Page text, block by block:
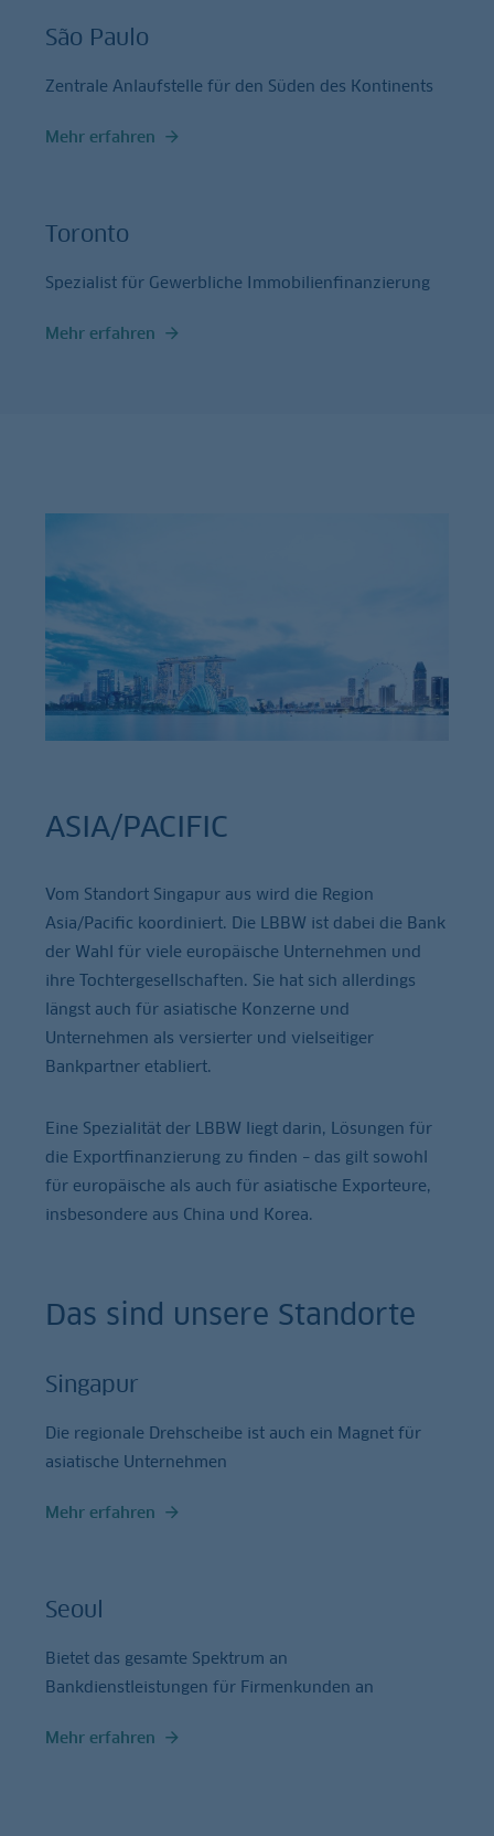
São Paulo
Zentrale Anlaufstelle für den Süden des Kontinents
Mehr erfahren
Toronto
Spezialist für Gewerbliche Immobilienfinanzierung
Mehr erfahren
ASIA/PACIFIC
Vom Standort Singapur aus wird die Region
Asia/Pacific koordiniert. Die LBBW ist dabei die Bank
der Wahl für viele europäische Unternehmen und
ihre Tochtergesellschaften. Sie hat sich allerdings
längst auch für asiatische Konzerne und
Unternehmen als versierter und vielseitiger
Bankpartner etabliert.
Eine Spezialität der LBBW liegt darin, Lösungen für
die Exportfinanzierung zu finden – das gilt sowohl
für europäische als auch für asiatische Exporteure,
insbesondere aus China und Korea.
Das sind unsere Standorte
Singapur
Die regionale Drehscheibe ist auch ein Magnet für
asiatische Unternehmen
Mehr erfahren
Seoul
Bietet das gesamte Spektrum an
Bankdienstleistungen für Firmenkunden an
Mehr erfahren